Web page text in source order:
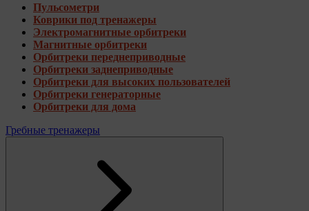
Пульсометри
Коврики под тренажеры
Электромагнитные орбитреки
Магнитные орбитреки
Орбитреки переднеприводные
Орбитреки заднеприводные
Орбитреки для высоких пользователей
Орбитреки генераторные
Орбитреки для дома
Гребные тренажеры